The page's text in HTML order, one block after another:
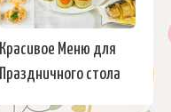
Красивое Меню для
Праздничного стола